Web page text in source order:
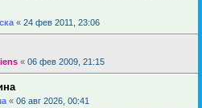
« 24 фев 2011, 23:06
« 06 фев 2009, 21:15
« 06 авг 2026, 00:41